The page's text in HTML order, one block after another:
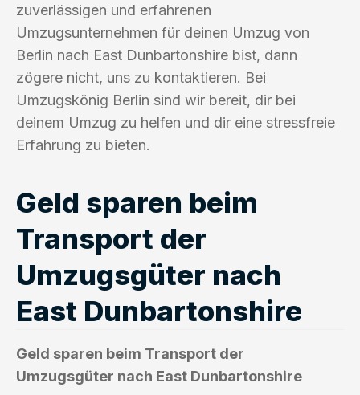
zuverlässigen und erfahrenen
Umzugsunternehmen für deinen Umzug von
Berlin nach East Dunbartonshire bist, dann
zögere nicht, uns zu kontaktieren. Bei
Umzugskönig Berlin sind wir bereit, dir bei
deinem Umzug zu helfen und dir eine stressfreie
Erfahrung zu bieten.
Geld sparen beim
Transport der
Umzugsgüter nach
East Dunbartonshire
Geld sparen beim Transport der
Umzugsgüter nach East Dunbartonshire